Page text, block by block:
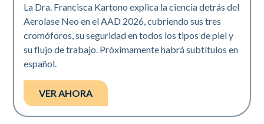
La Dra. Francisca Kartono explica la ciencia detrás del
Aerolase Neo en el AAD 2026, cubriendo sus tres
cromóforos, su seguridad en todos los tipos de piel y
su flujo de trabajo. Próximamente habrá subtítulos en
español.
VER AHORA